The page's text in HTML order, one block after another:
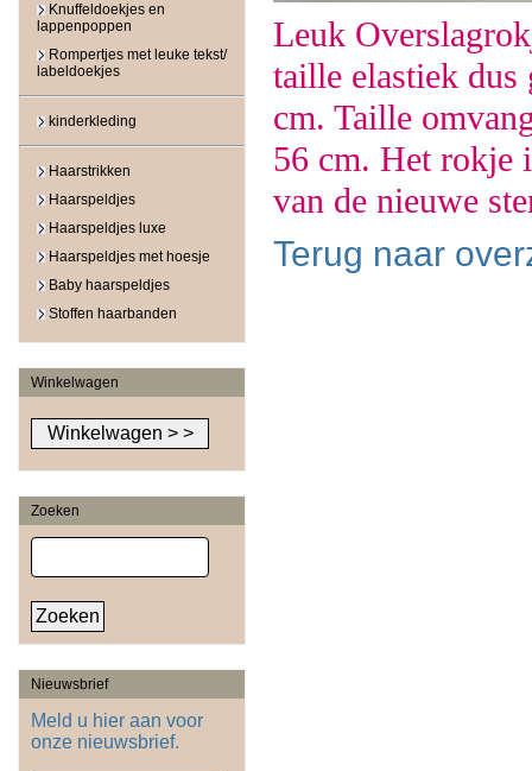
Knuffeldoekjes en
lappenpoppen
Rompertjes met leuke tekst/
labeldoekjes
kinderkleding
Haarstrikken
Haarspeldjes
Haarspeldjes luxe
Haarspeldjes met hoesje
Baby haarspeldjes
Stoffen haarbanden
Winkelwagen
Zoeken
Nieuwsbrief
Meld u hier aan voor
onze nieuwsbrief.
Leuk
taille elastiek dus
cm. Taille
56 cm. Het rokje
van de nieuwe
Terug naar